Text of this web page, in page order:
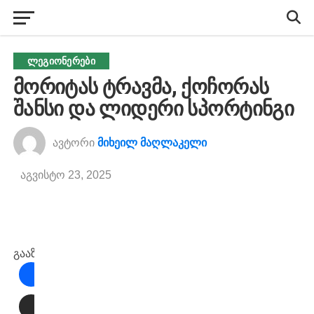
ᲚᲔᲒᲘᲝᲜᲔᲠᲔᲑᲘ
მორიტას ტრავმა, ქოჩორას
შანსი და ლიდერი სპორტინგი
ავტორი მიხეილ მაღლაკელი
აგვისტო 23, 2025
გააზიარეთ